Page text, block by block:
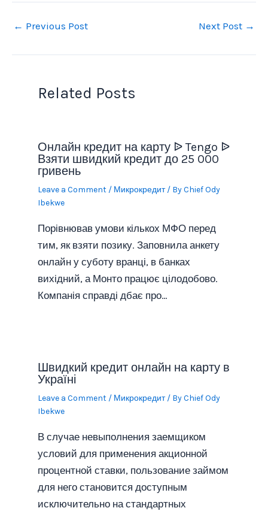
← Previous Post Next Post →
Related Posts
Онлайн кредит на карту ᐉ Tengo ᐉ
Взяти швидкий кредит до 25 000
гривень
Leave a Comment / Микрокредит/ ByChief Ody
Ibekwe
Порівнював умови кількох МФО перед
тим, як взяти позику. Заповнила анкету
онлайн у суботу вранці, в банках
вихідний, а Монто працює цілодобово.
Компанія справді дбає про…
Швидкий кредит онлайн на карту в
Україні
Leave a Comment / Микрокредит/ ByChief Ody
Ibekwe
В случае невыполнения заемщиком
условий для применения акционной
процентной ставки, пользование займом
для него становится доступным
исключительно на стандартных